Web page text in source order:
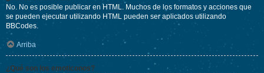
No. No es posible publicar en HTML. Muchos de los formatos y acciones que
se pueden ejecutar utilizando HTML pueden ser aplicados utilizando
BBCodes.
Arriba
¿Qué son los emoticonos?